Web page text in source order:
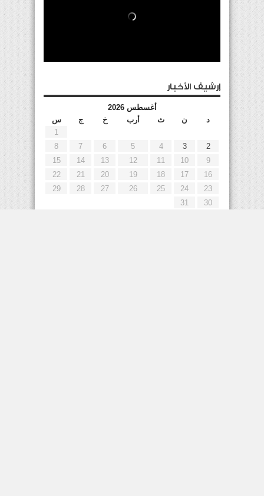
إرشيف الأخبار
أغسطس 2026
د
ن ث أرب خ ج
س
1
2
3
4
5
6
7
8
9
10
11
12
13
14
15
16
17
18
19
20
21
22
23
24
25
26
27
28
29
30
31